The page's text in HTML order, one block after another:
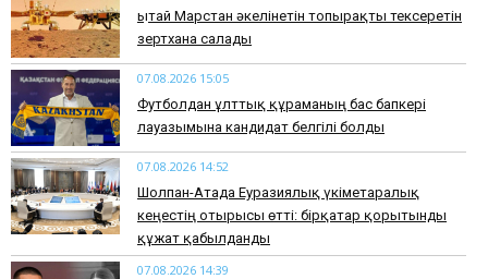
Қытай Марстан әкелінетін топырақты тексеретін
зертхана салады
07.08.2026 15:05
Футболдан ұлттық құраманың бас бапкері
лауазымына кандидат белгілі болды
07.08.2026 14:52
Шолпан-Атада Еуразиялық үкіметаралық
кеңестің отырысы өтті: бірқатар қорытынды
құжат қабылданды
07.08.2026 14:39